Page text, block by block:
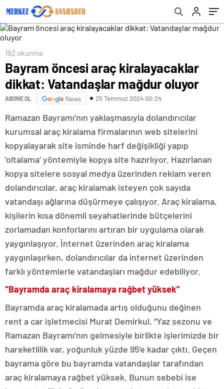
192 okunma
Bayram öncesi araç kiralayacaklar
dikkat: Vatandaşlar mağdur oluyor
ABONE OL News 25 Temmuz 2024 00:24
Ramazan Bayramı’nın yaklaşmasıyla dolandırıcılar
kurumsal araç kiralama firmalarının web sitelerini
kopyalayarak site isminde harf değişikliği yapıp
‘oltalama’ yöntemiyle kopya site hazırlıyor. Hazırlanan
kopya sitelere sosyal medya üzerinden reklam veren
dolandırıcılar, araç kiralamak isteyen çok sayıda
vatandaşı ağlarına düşürmeye çalışıyor. Araç kiralama,
kişilerin kısa dönemli seyahatlerinde bütçelerini
zorlamadan konforlarını artıran bir uygulama olarak
yaygınlaşıyor. İnternet üzerinden araç kiralama
yaygınlaşırken, dolandırıcılar da internet üzerinden
farklı yöntemlerle vatandaşları mağdur edebiliyor.
“Bayramda araç kiralamaya rağbet yüksek”
Bayramda araç kiralamada artış olduğunu değinen
rent a car işletmecisi Murat Demirkul, “Yaz sezonu ve
Ramazan Bayramı’nın gelmesiyle birlikte işlerimizde bir
hareketlilik var, yoğunluk yüzde 95’e kadar çıktı. Geçen
bayrama göre bu bayramda vatandaşlar tarafından
araç kiralamaya rağbet yüksek. Bunun sebebi ise